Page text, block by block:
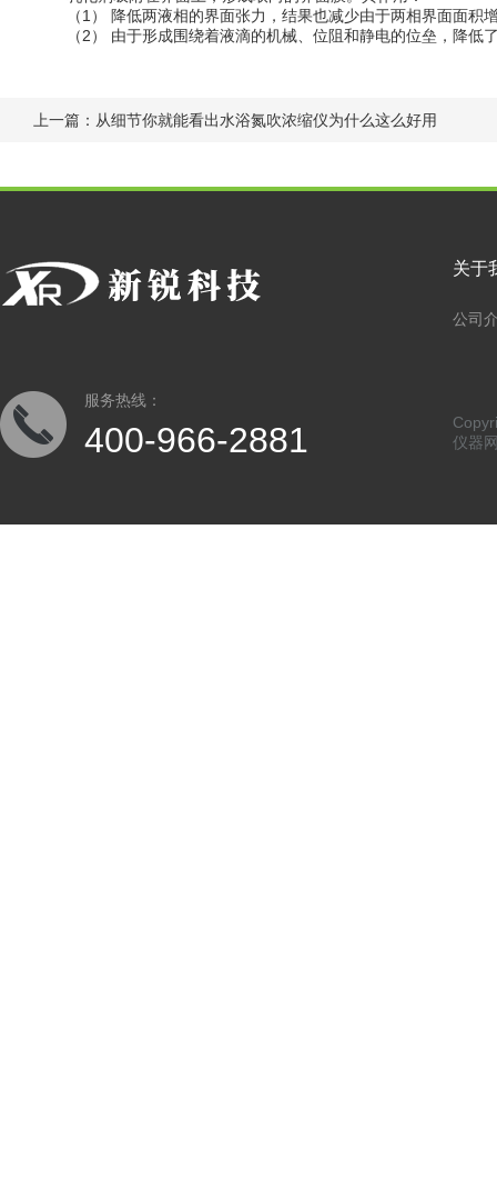
（1） 降低两液相的界面张力，结果也减少由于两相界面面积
（2） 由于形成围绕着液滴的机械、位阻和静电的位垒，降
上一篇： 从细节你就能看出水浴氮吹浓缩仪为什么这么好用
服务热线：
400-966-2881
关于
公司
仪器